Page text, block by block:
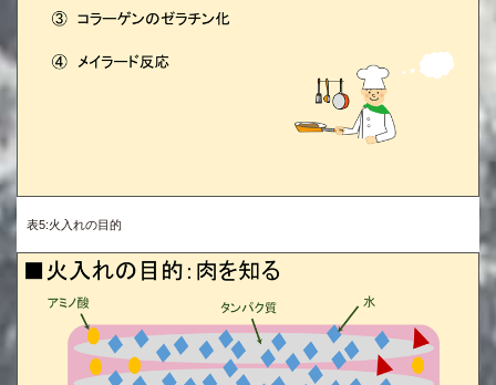
表5:火入れの目的